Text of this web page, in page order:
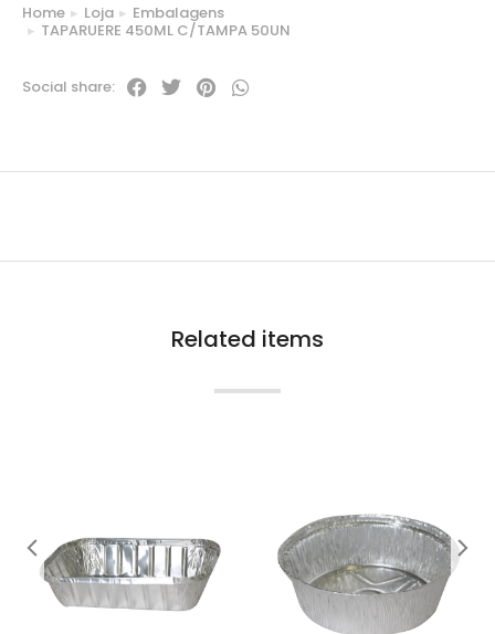
You are here:
Home Loja
Embalagens
TAPARUERE 450ML C/TAMPA 50UN
Social share:
Related items